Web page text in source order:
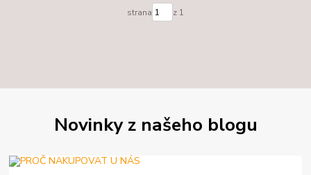
strana z 1
Novinky z našeho blogu